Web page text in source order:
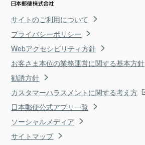
サイトのご利用について
プライバシーポリシー
Webアクセシビリティ方針
お客さま本位の業務運営に関する基本方針
勧誘方針
カスタマーハラスメントに関する考え方
日本郵便公式アプリ一覧
ソーシャルメディア
サイトマップ